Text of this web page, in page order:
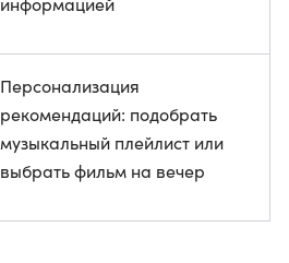
Персонализация
рекомендаций: подобрать
музыкальный плейлист или
выбрать фильм на вечер